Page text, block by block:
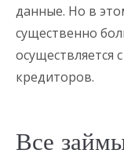
данные. Но в
существенно
осуществляется
кредиторов.
Все